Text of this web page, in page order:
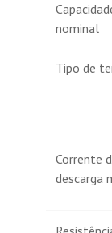
nominal
Tipo de
Corrente
descarga